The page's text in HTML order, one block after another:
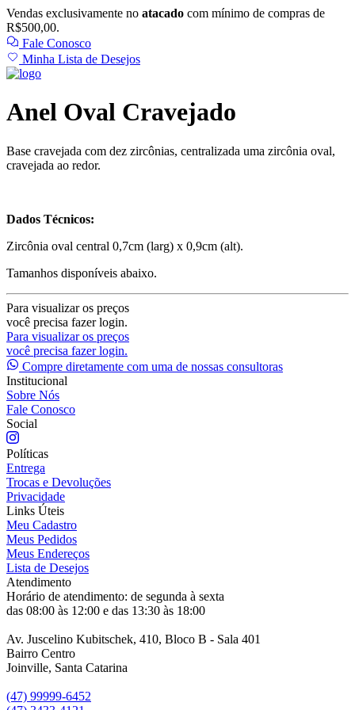
Vendas exclusivamente no atacado com mínimo de compras de
R$500,00.
Fale Conosco
Minha Lista de Desejos
Anel Oval Cravejado
Base cravejada com dez zircônias, centralizada uma zircônia oval,
cravejada ao redor.
Dados Técnicos:
Zircônia oval central 0,7cm (larg) x 0,9cm (alt).
Tamanhos disponíveis abaixo.
Para visualizar os preços
você precisa fazer login.
Para visualizar os preços
você precisa fazer login.
Compre diretamente com uma de nossas consultoras
Institucional
Sobre Nós
Fale Conosco
Social
Políticas
Entrega
Trocas e Devoluções
Privacidade
Links Úteis
Meu Cadastro
Meus Pedidos
Meus Endereços
Lista de Desejos
Atendimento
Horário de atendimento: de segunda à sexta
das 08:00 às 12:00 e das 13:30 às 18:00
Av. Juscelino Kubitschek, 410, Bloco B - Sala 401
Bairro Centro
Joinville, Santa Catarina
(47) 99999-6452